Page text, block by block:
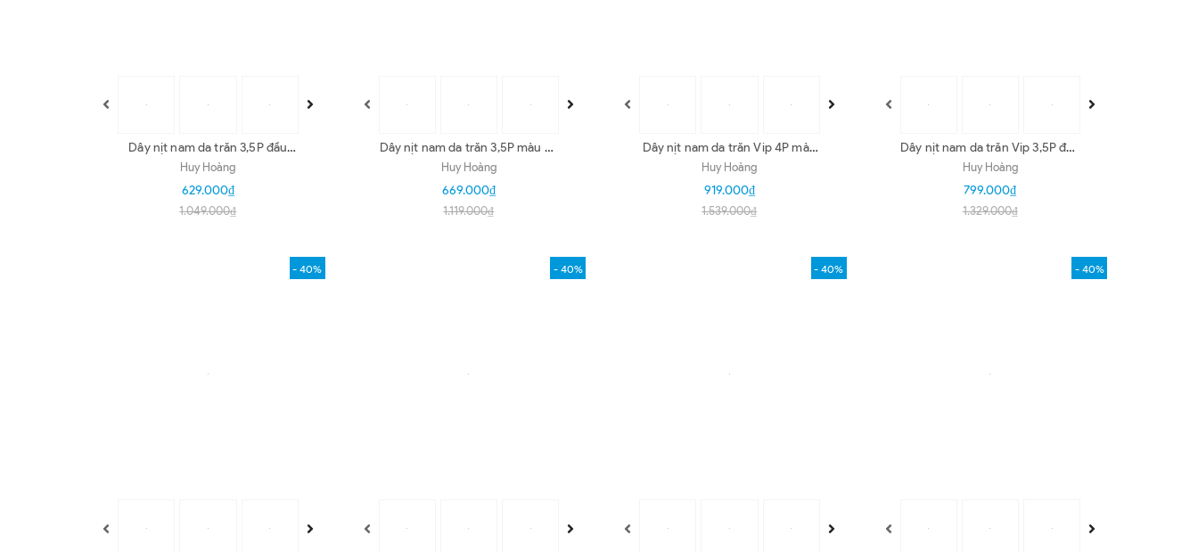
Dây nịt nam da trăn 3,5P đầu
kim màu da nguyên thủy, đen,
trắng, nâu HD4306-07-10-45
Huy Hoàng
629.000₫
1.049.000₫
Dây nịt nam da trăn 3,5P màu da
nguyên thủy, đen, trắng, nâu
HD4301-02-05-46
Huy Hoàng
669.000₫
1.119.000₫
Dây nịt nam da trăn Vip 4P màu
hồng phấn HD4369
Huy Hoàng
919.000₫
1.539.000₫
Dây nịt nam da trăn Vip 3,5P đầu
kim màu hồng phấn HD4368
Huy Hoàng
799.000₫
1.329.000₫
- 40% - 40% - 40% - 40%